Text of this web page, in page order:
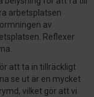
arbetsplatsen
av
Reflexer
att ta in tillräckligt
se ut är en mycket
vilket gör att vi